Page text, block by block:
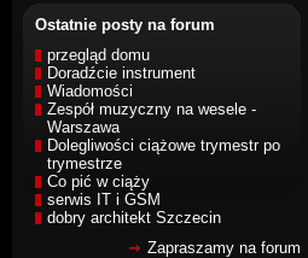
Ostatnie posty na forum
przegląd domu
Doradźcie instrument
Wiadomości
Zespół muzyczny na wesele -
Warszawa
Dolegliwości ciążowe trymestr po
trymestrze
Co pić w ciąży
serwis IT i GSM
dobry architekt Szczecin
Zapraszamy na forum